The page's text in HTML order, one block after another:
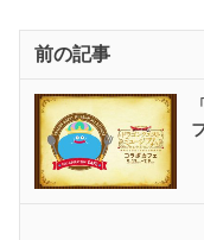
前の記事